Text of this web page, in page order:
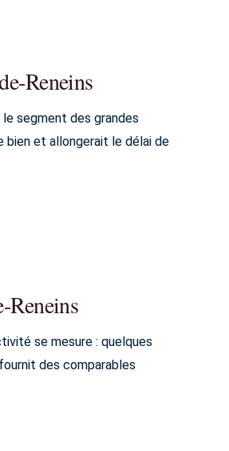
Reneins
segment des grandes
bien et allongerait le délai de
Reneins
se mesure : quelques
des comparables